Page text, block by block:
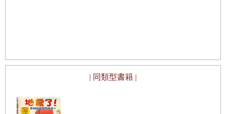
| 同類型書籍 |